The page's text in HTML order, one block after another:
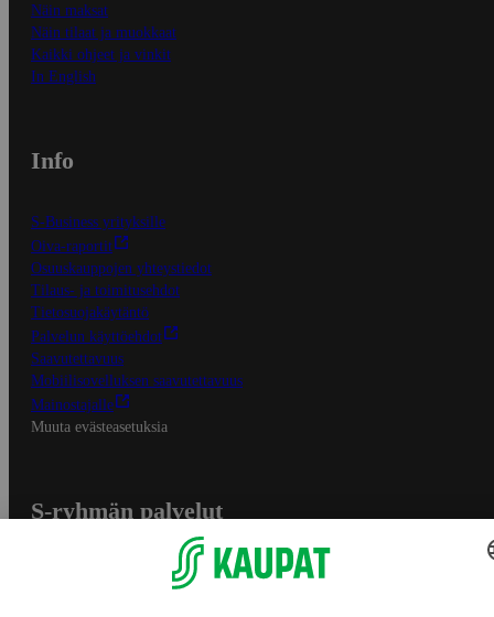
Näin maksat
Näin tilaat ja muokkaat
Kaikki ohjeet ja vinkit
In English
Info
S-Business yrityksille
Oiva-raportit
Osuuskauppojen yhteystiedot
Tilaus- ja toimitusehdot
Tietosuojakäytäntö
Palvelun käyttöehdot
Saavutettavuus
Mobiilisovelluksen saavutettavuus
Mainostajalle
Muuta evästeasetuksia
S-ryhmän palvelut